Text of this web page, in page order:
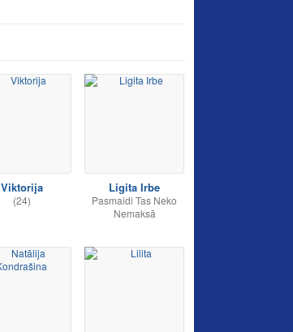
Viktorija
(24)
Ligita Irbe
Pasmaidi Tas Neko
Nemaksā